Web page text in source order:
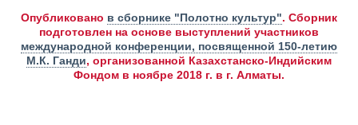
Опубликовано в сборнике "Полотно культур". Сборник
подготовлен на основе выступлений участников
международной конференции, посвященной 150-летию
М.К. Ганди, организованной Казахстанско-Индийским
Фондом в ноябре 2018 г. в г. Алматы.